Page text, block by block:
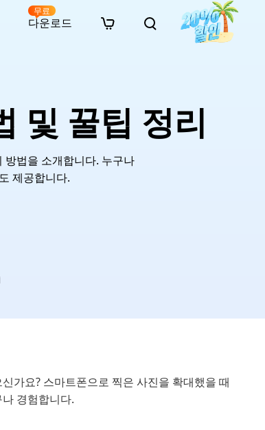
· USB 복구
· 파티션 복구
· 한글 파일 복구
· 오피스 파일 복구
· 사진 복구
· 동영상 복구
구
구
· 시네마틱 AI 이미지 프롬프트
· 애니메이션 실사 변환 프롬프트
· AI 벽돌 스타일 사진 프롬프트
크 복사
· 중복 파일 찾기 (Mac)
브 확장
· 디스크 공간 확보 (Win)
변환
· Mac 저장 공간 최적화
다운로드
무료
및 꿀팁 정리
방법을 소개합니다. 누구나
제공합니다.
가요? 스마트폰으로 찍은 사진을 확대했을 때
경험합니다.